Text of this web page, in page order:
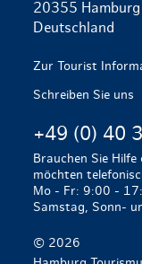
20355 Hamburg
Deutschland
Zur Tourist
Schreiben Sie uns
+49 (0) 40
Brauchen Sie Hilfe
möchten
Mo - Fr: 9:00 -
Samstag, Sonn-
© 2026